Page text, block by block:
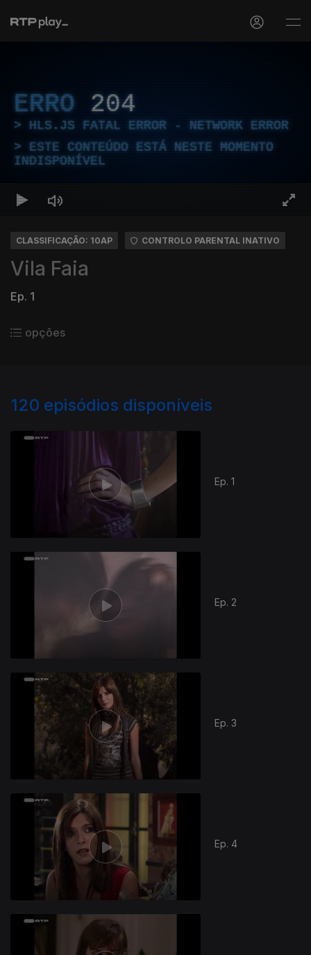
ERRO 204
HLS.JS FATAL ERROR - NETWORK ERROR
ESTE CONTEÚDO ESTÁ NESTE MOMENTO
INDISPONÍVEL
CLASSIFICAÇÃO: 10AP CONTROLO PARENTAL INATIVO
Vila Faia
Ep. 1
opções
120 episódios disponíveis
Ep. 1
Ep. 2
Ep. 3
Ep. 4